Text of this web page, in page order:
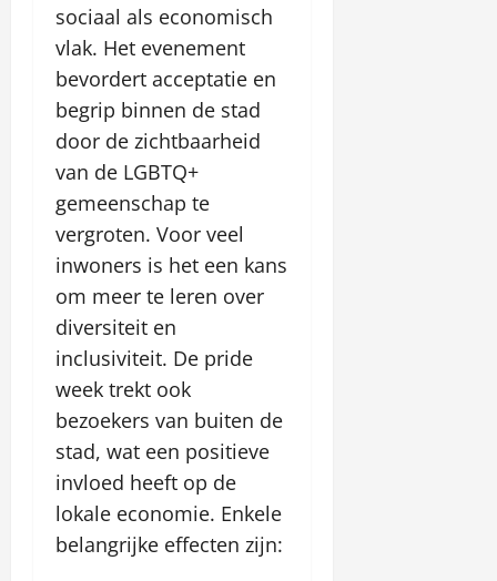
sociaal als economisch
vlak. Het evenement
bevordert acceptatie en
begrip binnen de stad
door de zichtbaarheid
van de LGBTQ+
gemeenschap te
vergroten. Voor veel
inwoners is het een kans
om meer te leren over
diversiteit en
inclusiviteit. De pride
week trekt ook
bezoekers van buiten de
stad, wat een positieve
invloed heeft op de
lokale economie. Enkele
belangrijke effecten zijn: